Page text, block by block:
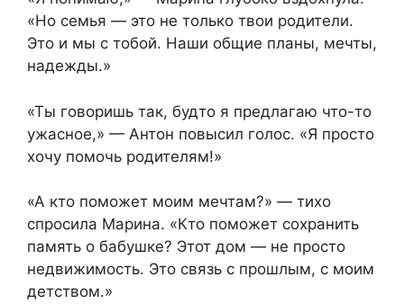
«Но семья — это не только твои родители.
Это и мы с тобой. Наши общие планы, мечты,
надежды.»
«Ты говоришь так, будто я предлагаю что-то
ужасное,» — Антон повысил голос. «Я просто
хочу помочь родителям!»
«А кто поможет моим мечтам?» — тихо
спросила Марина. «Кто поможет сохранить
память о бабушке? Этот дом — не просто
недвижимость. Это связь с прошлым, с моим
детством.»